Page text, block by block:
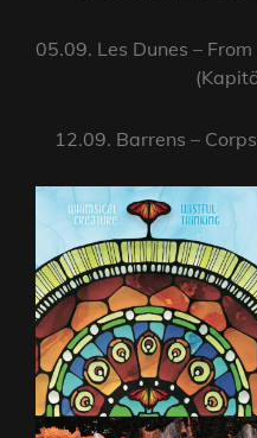
05.09. Les Dunes –
12.09. Barrens –